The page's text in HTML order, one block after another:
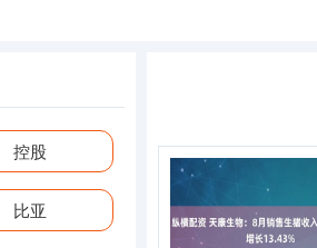
控股
比亚